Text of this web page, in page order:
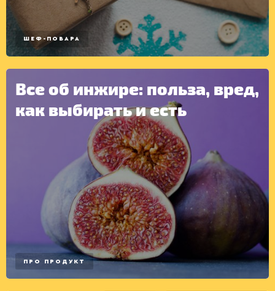
КОНСЕРВАЦИЯ
ШЕФ-ПОВАРА
Все об инжире: польза, вред,
как выбирать и есть
ПРО ПРОДУКТ